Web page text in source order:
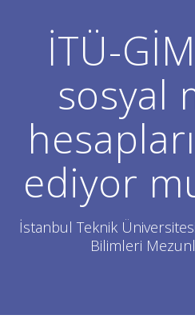
İTÜ-
sosyal
ediyor
İstanbul Teknik
Bilimleri